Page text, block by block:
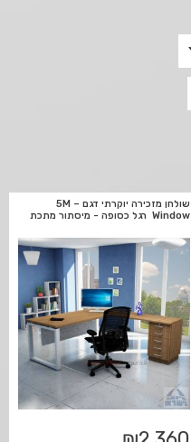
שולחן מזכירה יוקרתי דגם 5M –
Window רגל כסופה - מיסתור מתכת